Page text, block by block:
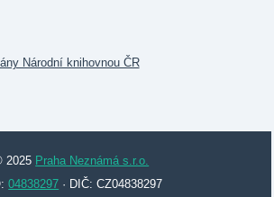
2025 Praha Neznámá s.r.o.
04838297 · DIČ: CZ04838297